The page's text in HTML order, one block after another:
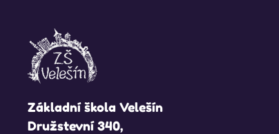
Základní škola Velešín
Družstevní 340,